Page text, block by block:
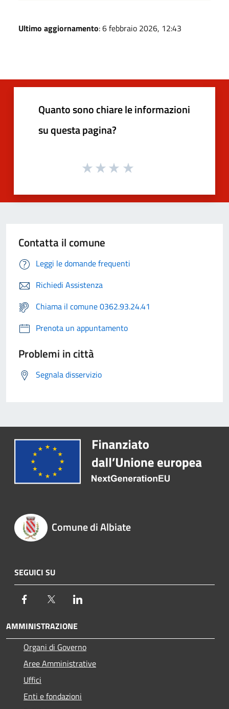
Ultimo aggiornamento: 6 febbraio 2026, 12:43
Quanto sono chiare le informazioni
su questa pagina?
Contatta il comune
Leggi le domande frequenti
Richiedi Assistenza
Chiama il comune 0362.93.24.41
Prenota un appuntamento
Problemi in città
Segnala disservizio
Comune di Albiate
SEGUICI SU
Facebook Twitter
AMMINISTRAZIONE
Organi di Governo
Aree Amministrative
Uffici
Enti e fondazioni